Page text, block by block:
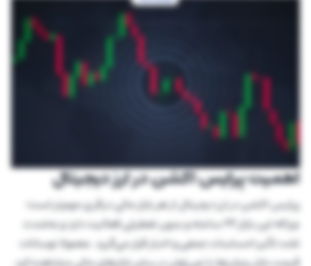
اهمیت پرایس اکشن در ارز دیجیتال
پرایس اکشن در ارز دیجیتال از هر بازار مالی دیگری مهم‌تر است؛
چراکه این بازار 24 ساعته و بدون تعطیلی فعالیت دارد و به‌شدت
تخت تأثیر احساسات جمعی و اخبار قرار می‌گیرد. معمولا نوسانات